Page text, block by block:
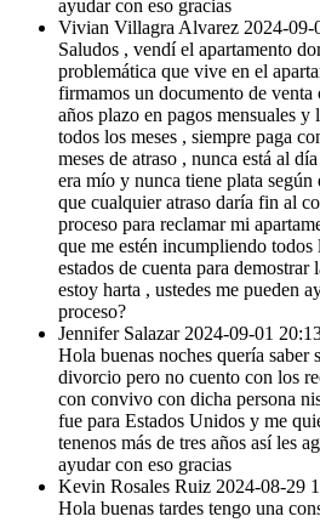
ayudar con eso gracias
Vivian Villagra Alvarez 2024-09-
Saludos , vendí el apartamento
problemática que vive en el
firmamos un documento de
años plazo en pagos mensuales y
todos los meses , siempre paga
meses de atraso , nunca está al
era mío y nunca tiene plata
que cualquier atraso daría fin al
proceso para reclamar mi
que me estén incumpliendo
estados de cuenta para
estoy harta , ustedes me pueden
proceso?
Jennifer Salazar 2024-09-01
Hola buenas noches quería saber
divorcio pero no cuento con los
con convivo con dicha persona
fue para Estados Unidos y me
tenenos más de tres años así les
ayudar con eso gracias
Kevin Rosales Ruiz 2024-08-29
Hola buenas tardes tengo una